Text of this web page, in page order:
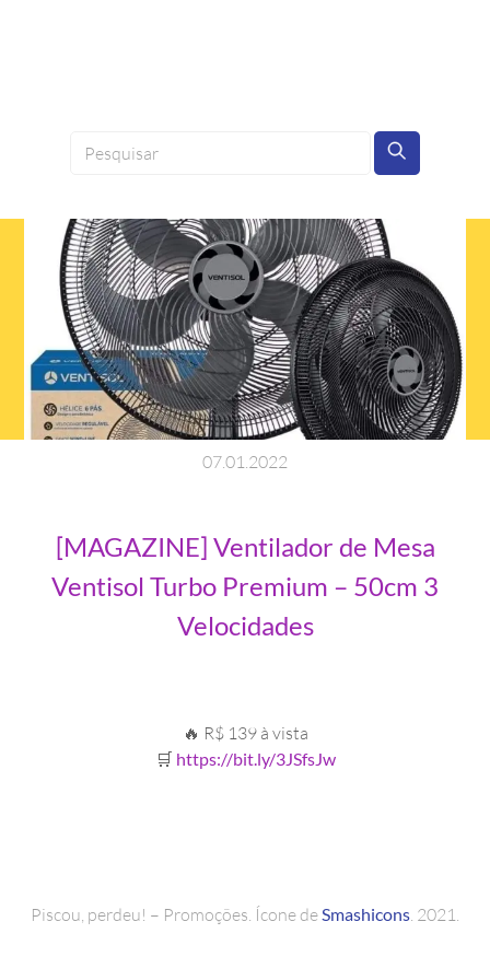
0701 2022
[MAGAZINE] Ventilador de Mesa
Ventisol Turbo Premium – 50cm 3
Velocidades
🔥 R$ 139 à vista
🛒 https://bit.ly/3JSfsJw
Piscou, perdeu! – Promoções. Ícone de Smashicons . 2021.